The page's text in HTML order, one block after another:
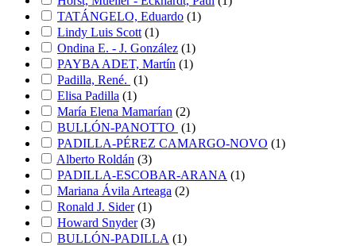
TATÁNGELO, Eduardo (1)
Lindy Luis Scott (1)
Ondina E. - J. González (1)
PAYBA ADET, Martín (1)
Padilla, René. (1)
Elisa Padilla (1)
María Elena Mamarían (2)
BULLÓN-PANOTTO (1)
PADILLA-PÉREZ CAMARGO-NOVO (1)
Alberto Roldán (3)
PADILLA-ESCOBAR-ARANA (1)
Mariana Ávila Arteaga (2)
Ronald J. Sider (1)
Howard Snyder (3)
BULLÓN-PADILLA (1)